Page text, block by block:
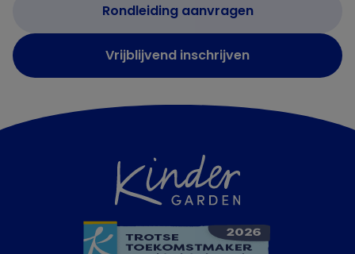
Rondleiding aanvragen
Vrijblijvend inschrijven